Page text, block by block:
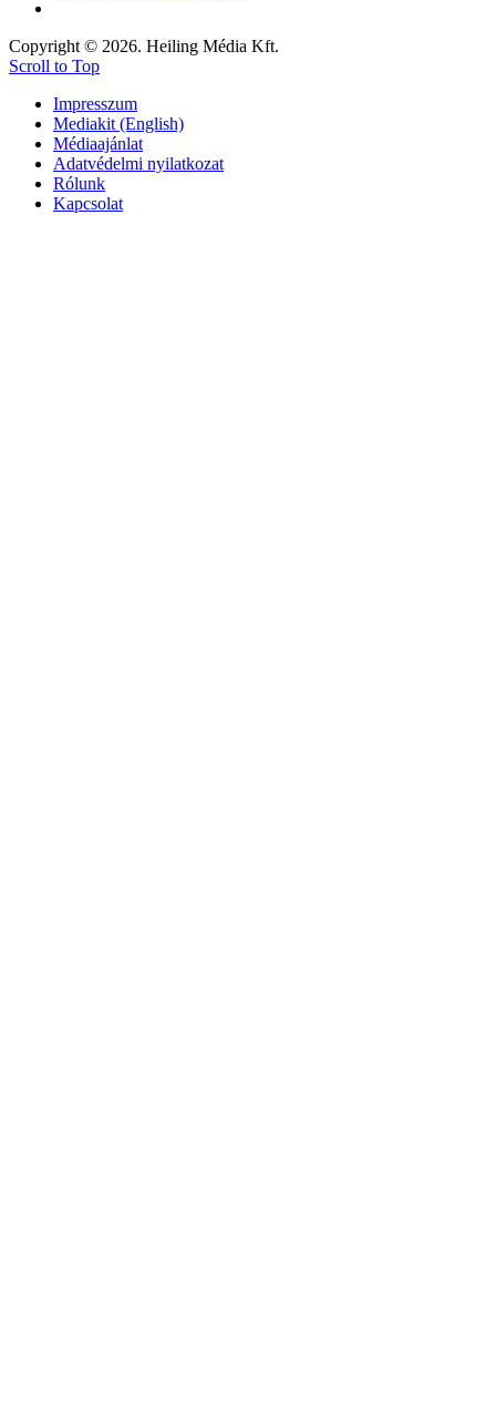
Copyright © 2026. Heiling Média Kft.
Scroll to Top
Impresszum
Mediakit (English)
Médiaajánlat
Adatvédelmi nyilatkozat
Rólunk
Kapcsolat